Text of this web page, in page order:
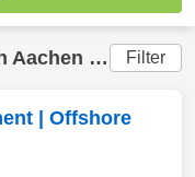
Aachen Filter
| Offshore